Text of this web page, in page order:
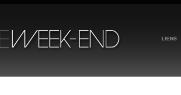
LIENS